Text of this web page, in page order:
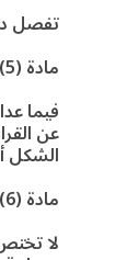
تفصل
مادة (5)
فيما
عن
الشكل
مادة (6)
لا